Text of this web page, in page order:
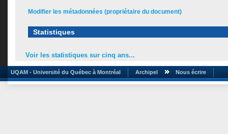
Modifier les métadonnées (propriétaire du document)
Statistiques
Voir les statistiques sur cinq ans...
UQAM - Université du Québec à Montréal Archipel Nous écrire